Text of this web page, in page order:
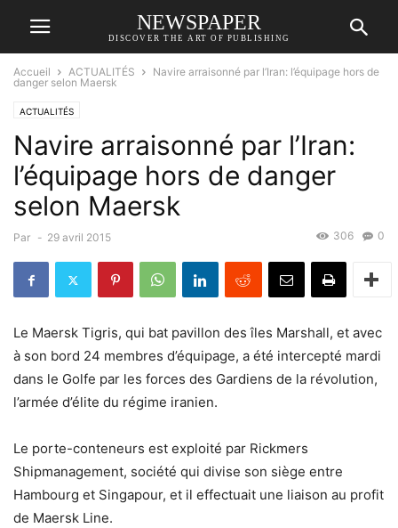
NEWSPAPER
DISCOVER THE ART OF PUBLISHING
Accueil ACTUALITÉS
Navire arraisonné par l’Iran: l’équipage hors de
danger selon Maersk
ACTUALITÉS
Navire arraisonné par l’Iran:
l’équipage hors de danger
selon Maersk
Par - 29 avril 2015 0
306
Le Maersk Tigris, qui bat pavillon des îles Marshall, et avec
à son bord 24 membres d’équipage, a été intercepté mardi
dans le Golfe par les forces des Gardiens de la révolution,
l’armée d’élite du régime iranien.
Le porte-conteneurs est exploité par Rickmers
Shipmanagement, société qui divise son siège entre
Hambourg et Singapour, et il effectuait une liaison au profit
de Maersk Line.